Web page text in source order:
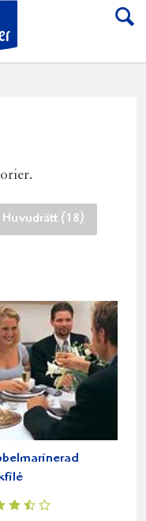
Till Norrmejerier
Huvudrätt (18)